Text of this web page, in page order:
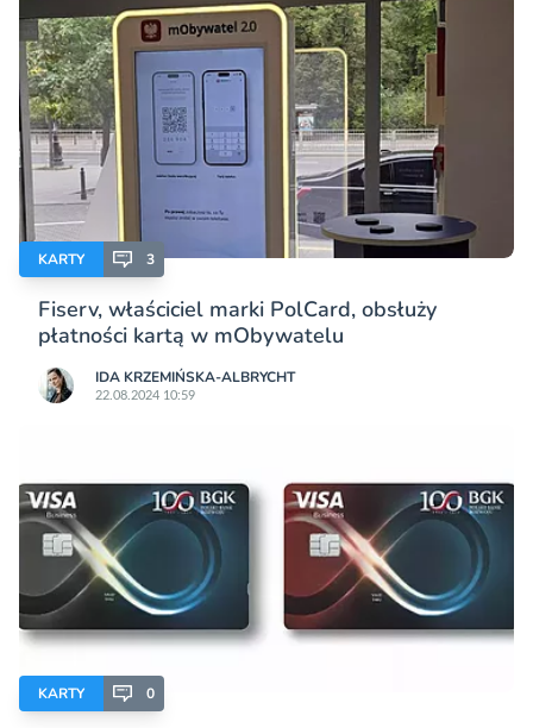
KARTY 3
Fiserv, właściciel marki PolCard, obsłuży
płatności kartą w mObywatelu
IDA KRZEMIŃSKA-ALBRYCHT
22.08.2024 10:59
KARTY 0